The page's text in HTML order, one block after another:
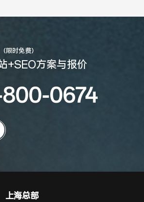
限时免费）
+SEO方案与报价
0674
上海总部